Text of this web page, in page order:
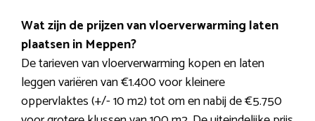
Wat zijn de prijzen van vloerverwarming laten
plaatsen in Meppen?
De tarieven van vloerverwarming kopen en laten
leggen variëren van €1.400 voor kleinere
oppervlaktes (+/- 10 m2) tot om en nabij de €5.750